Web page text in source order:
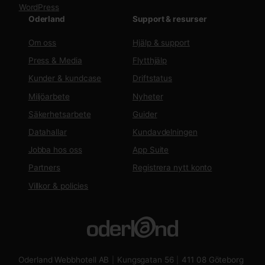
WordPress
Oderland
Om oss
Press & Media
Kunder & kundcase
Miljöarbete
Säkerhetsarbete
Datahallar
Jobba hos oss
Partners
Villkor & policies
Support & resurser
Hjälp & support
Flytthjälp
Driftstatus
Nyheter
Guider
Kundavdelningen
App Suite
Registrera nytt konto
Oderland Webbhotell AB Kungsgatan 56 411 08 Göteborg